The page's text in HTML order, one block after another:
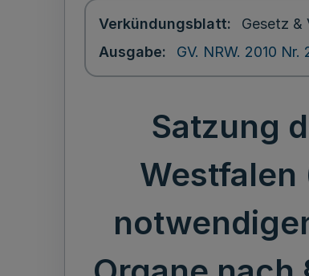
Verkündungsblatt
Gesetz &
Ausgabe
GV. NRW. 2010 Nr.
Satzung